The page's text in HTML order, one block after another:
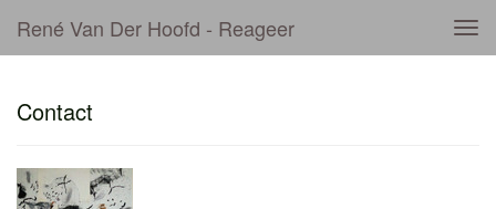
René Van Der Hoofd - Reageer
Contact